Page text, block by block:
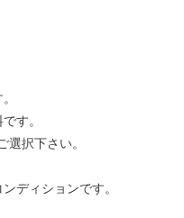
す。
択下さい。
ディションです。